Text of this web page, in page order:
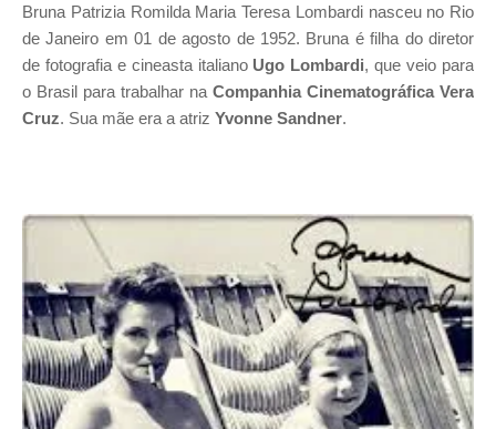
Bruna Patrizia Romilda Maria Teresa Lombardi nasceu no Rio
de Janeiro em 01 de agosto de 1952. Bruna é filha do diretor
de fotografia e cineasta italiano Ugo Lombardi, que veio para
o Brasil para trabalhar na Companhia Cinematográfica Vera
Cruz. Sua mãe era a atriz Yvonne Sandner.